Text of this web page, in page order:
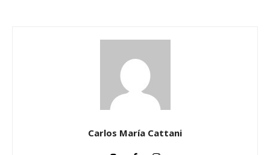
Carlos María Cattani